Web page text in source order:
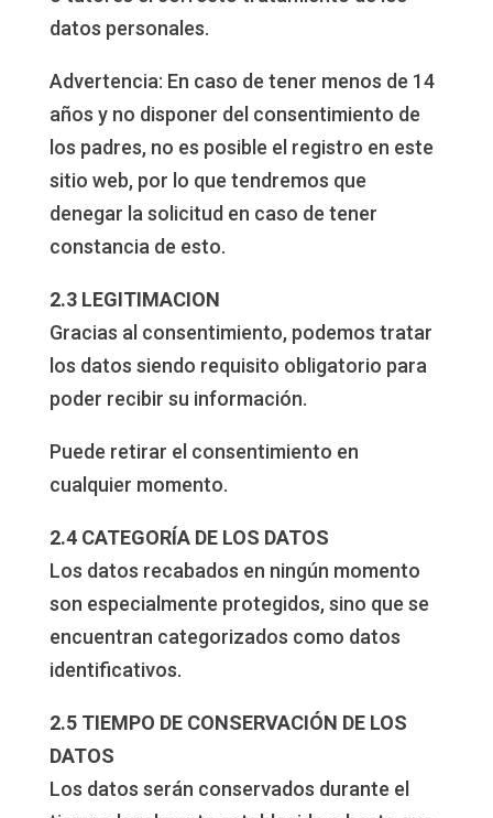
datos personales.
Advertencia: En caso de tener menos de 14
años y no disponer del consentimiento de
los padres, no es posible el registro en este
sitio web, por lo que tendremos que
denegar la solicitud en caso de tener
constancia de esto.
2.3 LEGITIMACION
Gracias al consentimiento, podemos tratar
los datos siendo requisito obligatorio para
poder recibir su información.
Puede retirar el consentimiento en
cualquier momento.
2.4 CATEGORÍA DE LOS DATOS
Los datos recabados en ningún momento
son especialmente protegidos, sino que se
encuentran categorizados como datos
identificativos.
2.5 TIEMPO DE CONSERVACIÓN DE LOS
DATOS
Los datos serán conservados durante el